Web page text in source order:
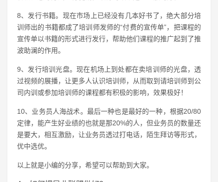
8、发行书籍。现在市场上已经没有几本好书了，绝大部分培
训师出的书籍都成了培训师发师的“付费的宣传单”，把课程的
宣传单以书籍的形式进行发行，帮助他们课程的推广起到了推
波助澜的作用。
9、发行培训光盘。现在机场上到处都在卖培训师的光盘，透
过视频的展播，让更多人认识培训师，从而取到请培训师到公
司内训或参加培训师的课程都有积极的影响，效果极好！
10、业务员人海战术。最后一种也是最好的一种，根据20/80
定律，能产生好业绩的也就是那20%的人，但业务员的数量还
是要大，相互激励，让业务员透过打电话，陌生拜访等形式，
优中选优。
以上就是小编的分享，希望可以帮助到大家。